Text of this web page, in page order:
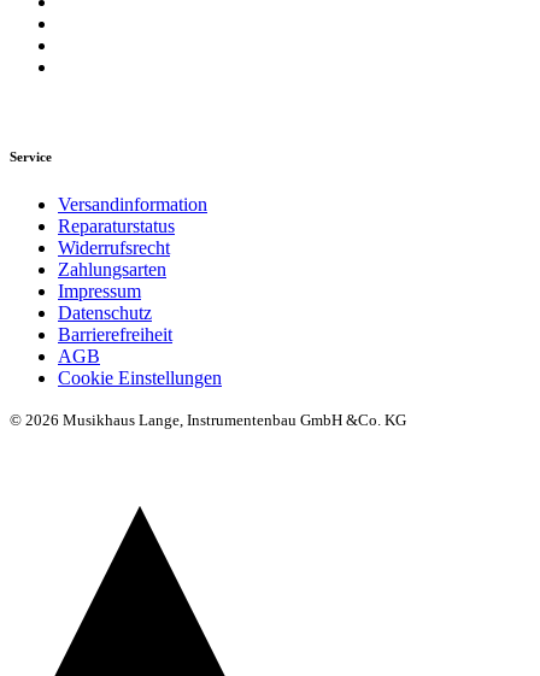
Service
Versandinformation
Reparaturstatus
Widerrufsrecht
Zahlungsarten
Impressum
Datenschutz
Barrierefreiheit
AGB
Cookie Einstellungen
© 2026 Musikhaus Lange, Instrumentenbau GmbH &Co. KG